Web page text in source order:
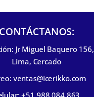
CONTÁCTANOS:
Jr Miguel Baquero 156,
Lima, Cercado
ventas@icerikko.com